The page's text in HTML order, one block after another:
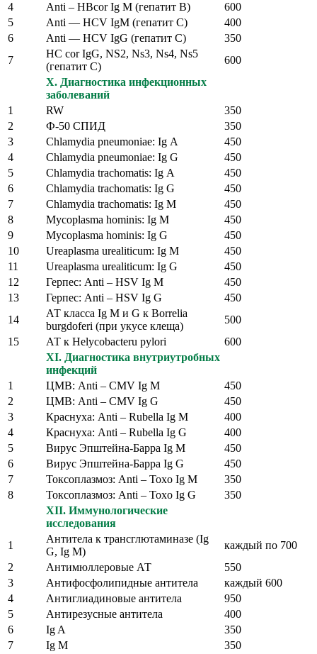
4
Anti – HBcor Ig М (гепатит В)
600
5
Аnti — HCV IgM (гепатит С)
400
6
Аnti — HCV IgG (гепатит С)
350
7
HC cor IgG, NS2, Ns3, Ns4, Ns5
(гепатит С)
600
X. Диагностика инфекционных
заболеваний
1
RW
350
2
Ф-50 СПИД
350
3
Chlamydia pneumoniae: Ig А
450
4
Chlamydia pneumoniae: Ig G
450
5
Chlamydia trachomatis: Ig А
450
6
Chlamydia trachomatis: Ig G
450
7
Chlamydia trachomatis: Ig M
450
8
Mycoplasma hominis: Ig М
450
9
Mycoplasma hominis: Ig G
450
10
Ureaplasma urealiticum: Ig М
450
11
Ureaplasma urealiticum: Ig G
450
12
Герпес: Anti – HSV Ig M
450
13
Герпес: Anti – HSV Ig G
450
14
АТ класса Ig М и G к Borrelia
burgdoferi (при укусе клеща)
500
15
АТ к Helycobacteru pylori
600
XI. Диагностика внутриутробных
инфекций
1
ЦМВ: Anti – CMV Ig M
450
2
ЦМВ: Anti – CMV Ig G
450
3
Краснуха: Anti – Rubella Ig М
400
4
Краснуха: Anti – Rubella Ig G
400
5
Вирус Эпштейна-Барра Ig М
450
6
Вирус Эпштейна-Барра Ig G
450
7
Токсоплазмоз: Anti – Toxo Ig M
350
8
Токсоплазмоз: Anti – Toxo Ig G
350
XII. Иммунологические
исследования
1
Антитела к трансглютаминазе (Ig
G, Ig M)
каждый по 700
2
Антимюллеровые АТ
550
3
Антифосфолипидные антитела
каждый 600
4
Антиглиадиновые антитела
950
5
Антирезусные антитела
400
6
Ig A
350
7
Ig М 350